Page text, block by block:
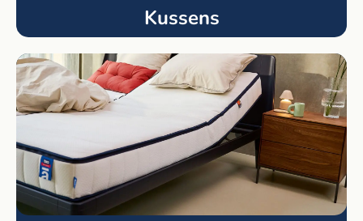
Kussens